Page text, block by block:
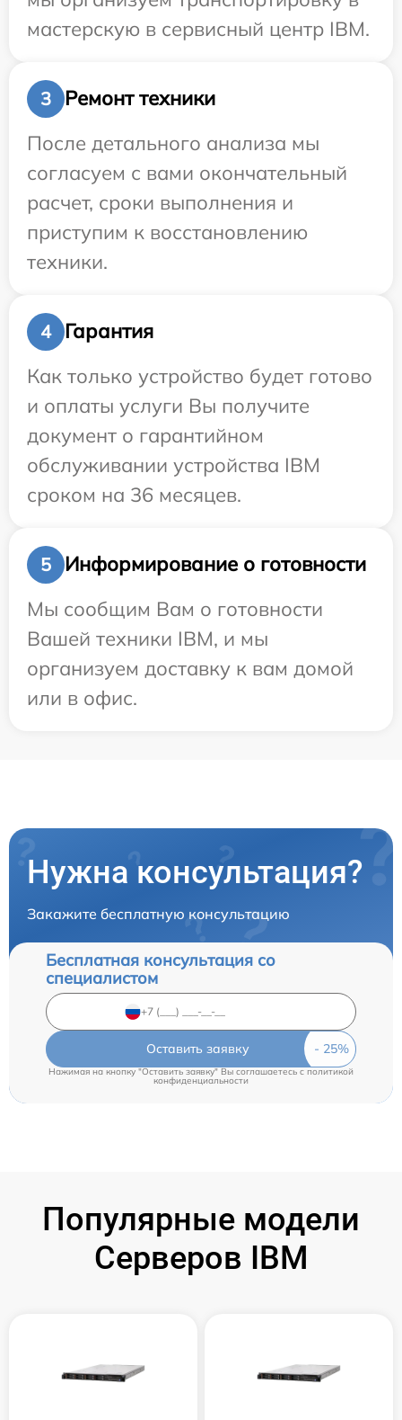
мастерскую в сервисный центр IBM.
3
Ремонт техники
После детального анализа мы
согласуем с вами окончательный
расчет, сроки выполнения и
приступим к восстановлению
техники.
4
Гарантия
Как только устройство будет готово
и оплаты услуги Вы получите
документ о гарантийном
обслуживании устройства IBM
сроком на 36 месяцев.
5
Информирование о готовности
Мы сообщим Вам о готовности
Вашей техники IBM, и мы
организуем доставку к вам домой
или в офис.
Нужна консультация?
Закажите бесплатную консультацию
Бесплатная консультация со
специалистом
Оставить заявку
Нажимая на кнопку "Оставить заявку" Вы соглашаетесь cполитикой
конфиденциальности
Популярные модели
Серверов IBM